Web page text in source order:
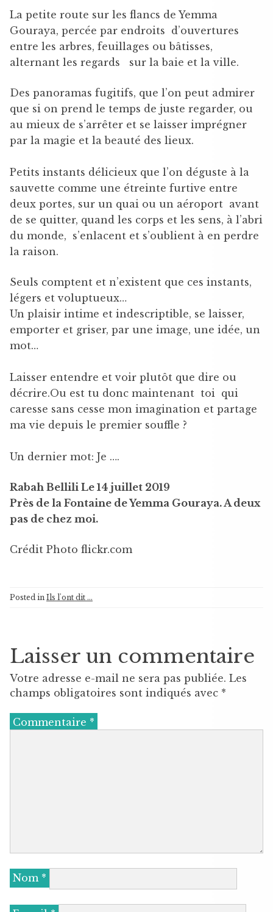
La petite route sur les flancs de Yemma
Gouraya, percée par endroits d’ouvertures
entre les arbres, feuillages ou bâtisses,
alternant les regards sur la baie et la ville.
Des panoramas fugitifs, que l’on peut admirer
que si on prend le temps de juste regarder, ou
au mieux de s’arrêter et se laisser imprégner
par la magie et la beauté des lieux.
Petits instants délicieux que l’on déguste à la
sauvette comme une étreinte furtive entre
deux portes, sur un quai ou un aéroport avant
de se quitter, quand les corps et les sens, à l’abri
du monde, s’enlacent et s’oublient à en perdre
la raison.
Seuls comptent et n’existent que ces instants,
légers et voluptueux…
Un plaisir intime et indescriptible, se laisser,
emporter et griser, par une image, une idée, un
mot…
Laisser entendre et voir plutôt que dire ou
décrire.Ou est tu donc maintenant toi qui
caresse sans cesse mon imagination et partage
ma vie depuis le premier souffle ?
Un dernier mot: Je ….
Rabah Bellili Le 14 juillet 2019
Près de la Fontaine de Yemma Gouraya. A deux
pas de chez moi.
Crédit Photo flickr.com
Posted in Ils l'ont dit ...
Laisser un commentaire
Votre adresse e-mail ne sera pas publiée. Les
champs obligatoires sont indiqués avec *
Commentaire *
Nom *